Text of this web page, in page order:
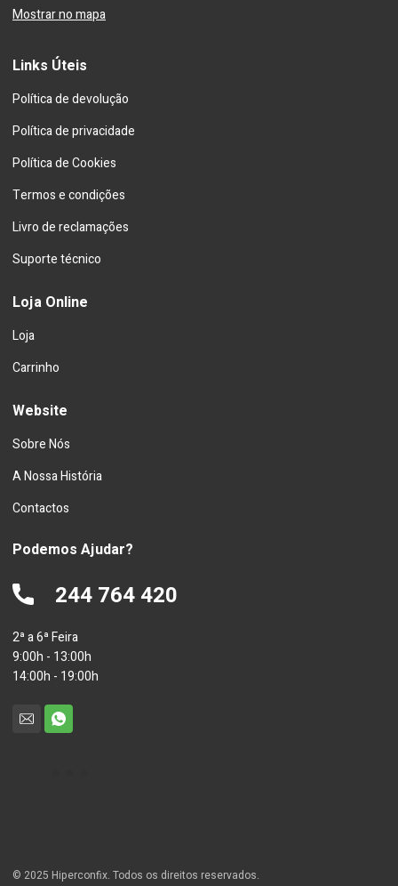
Mostrar no mapa
Links Úteis
Política de devolução
Política de privacidade
Política de Cookies
Termos e condições
Livro de reclamações
Suporte técnico
Loja Online
Loja
Carrinho
Website
Sobre Nós
A Nossa História
Contactos
Podemos Ajudar?
244 764 420
2ª a 6ª Feira
9:00h - 13:00h
14:00h - 19:00h
© 2025 Hiperconfix. Todos os direitos reservados.